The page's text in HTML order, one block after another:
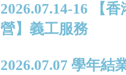
2026.07.14-16 【
營】義工服務
2026.07.07 學年結